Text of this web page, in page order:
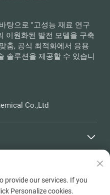
탕으로 "고성능 재료 연구
이원화된 발전 모델을 구축
춤, 공식 최적화에서 응용
솔루션을 제공할 수 있습니
Co.,Ltd
provide our services. If you
Personalize cookies.